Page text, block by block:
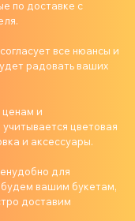
по доставке с
все нюансы и
радовать ваших
ценам и
цветовая
и аксессуары.
для
вашим букетам,
доставим